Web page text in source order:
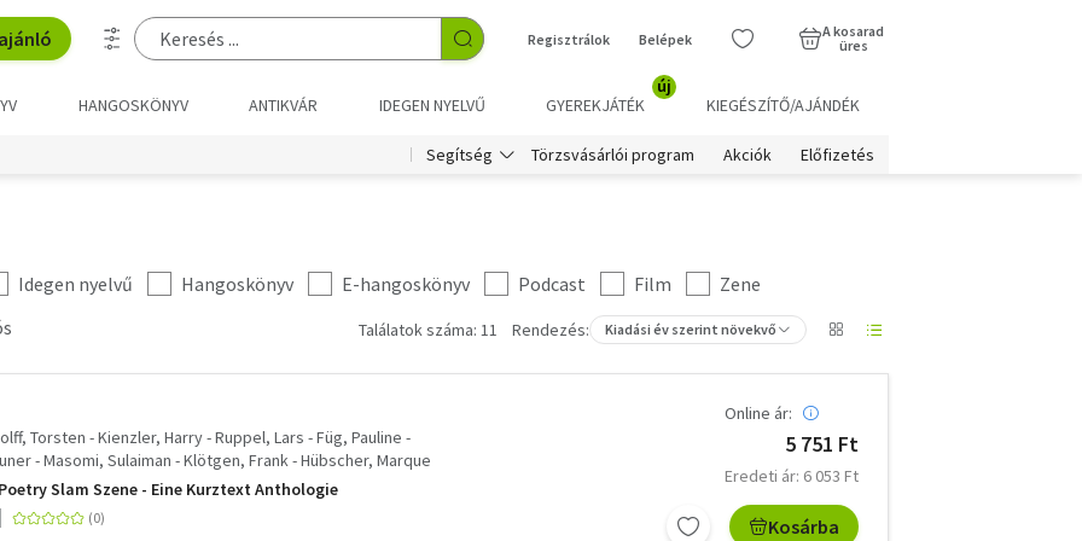
Regisztrálok Belépek
A kosarad
üres
HANGOSKÖNYV ANTIKVÁR IDEGEN NYELVŰ GYEREKJÁTÉK
új
KIEGÉSZÍTŐ/AJÁNDÉK
Segítség Törzsvásárlói program Akciók Előfizetés
Idegen nyelvű Hangoskönyv E-hangoskönyv Podcast Film
Zene
Találatok száma: 11 Rendezés: Kiadási év szerint növekvő
Torsten - Kienzler, Harry - Ruppel, Lars - Füg, Pauline -
- Masomi, Sulaiman - Klötgen, Frank - Hübscher, Marque
- Varjack, Paula - Heun, Julian - Böttcher, Bas -
Simon - Terek, Daniel - Salmen, Patrick - Strauß, Andy -
- Broode, Bleu - Peh, Paula - Sebastian 23 - Hahl,
Slam Szene - Eine Kurztext Anthologie
Online ár:
5 751 Ft
Eredeti ár: 6 053 Ft
Kosárba